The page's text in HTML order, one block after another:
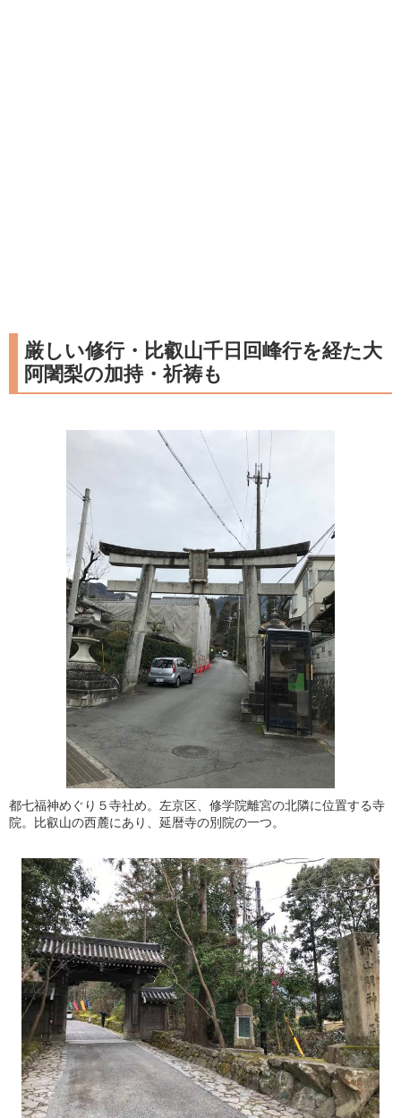
厳しい修行・比叡山千日回峰行を経た大
阿闍梨の加持・祈祷も
都七福神めぐり５寺社め。左京区、修学院離宮の北隣に位置する寺
院。比叡山の西麓にあり、延暦寺の別院の一つ。